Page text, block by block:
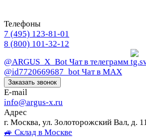
Телефоны
7 (495) 123-81-01
8 (800) 101-32-12
@ARGUS_X_Bot Чат в телеграмм
@id7720669687_bot Чат в МАХ
Заказать звонок
E-mail
info@argus-x.ru
Адрес
г. Москва, ул. Золоторожский Вал, д.
🚙 Склад в Москве